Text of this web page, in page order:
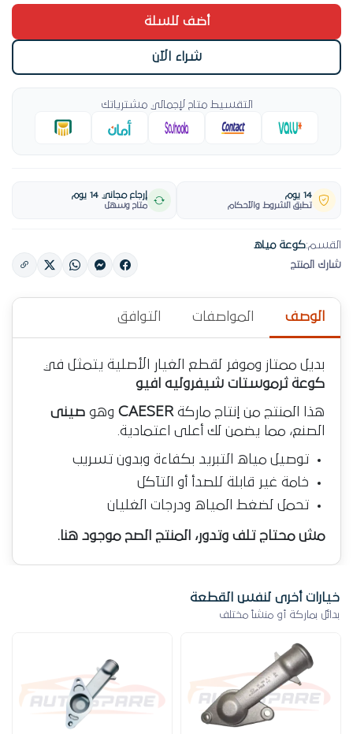
الطلب في ازدياد على المنتج ده
أضف للسلة
شراء الآن
التقسيط متاح لإجمالي مشترياتك
14 يوم
تطبق الشروط والأحكام
إرجاع مجاني 14 يوم
متاح وسهل
القسم:كوعة مياه
شارك المنتج
الوصف المواصفات التوافق
بديل ممتاز وموفر لقطع الغيار الأصلية يتمثل في
كوعة ثرموستات شيفروليه افيو
هذا المنتج من إنتاج ماركةCAESER وهو صينى
الصنع، مما يضمن لك أعلى اعتمادية.
توصيل مياه التبريد بكفاءة وبدون تسريب
خامة غير قابلة للصدأ أو التآكل
تحمل لضغط المياه ودرجات الغليان
مش محتاج تلف وتدور، المنتج الصح موجود هنا.
خيارات أخرى لنفس القطعة
بدائل بماركة أو منشأ مختلف